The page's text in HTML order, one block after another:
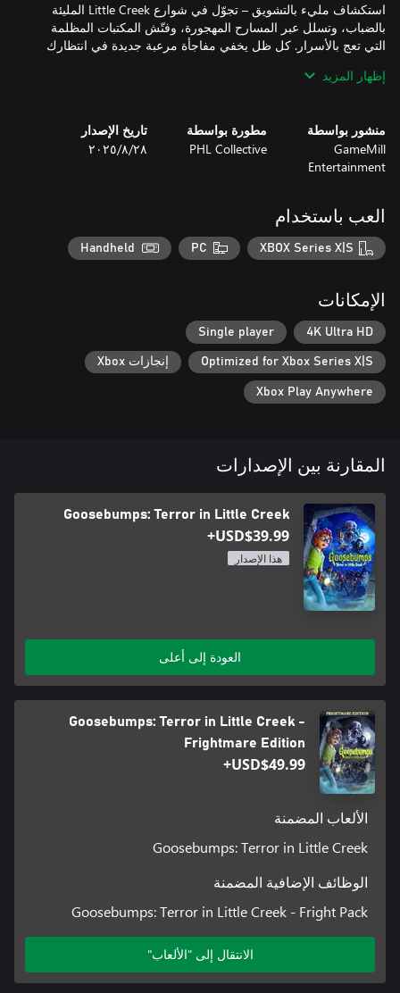
استكشاف مليء بالتشويق – تجوّل في شوارع Little Creek المليئة
بالضباب، وتسلل عبر المسارح المهجورة، وفتّش المكتبات المظلمة
التي تعج بالأسرار. كل ظل يخفي مفاجأة مرعبة جديدة في انتظارك
ابقَ متقدمًا بخطوة على الأخطار المحدقة! استخدم التسلل والدهاء
وحوش من المجهول – واجه مجموعة مرعبة من الوحوش المستوحاة
من رعب Goosebumps الكلاسيكي ولكن معاد تصورها في تجربة
الحقيقة الكاملة وراء رعب بلدة Little Creek، أم أن أسرارها ستبتلعك؟
إظهار المزيد
منشور بواسطة
GameMill
Entertainment
مطورة بواسطة
PHL Collective
تاريخ الإصدار
٢٨‏/٨‏/٢٠٢٥
العب باستخدام
XBOX Series X|S
PC
Handheld
الإمكانات
4K Ultra HD
Single player
Optimized for Xbox Series X|S إنجازات Xbox
Xbox Play Anywhere
المقارنة بين الإصدارات
Goosebumps: Terror in Little Creek
USD$39.99+
هذا الإصدار
العودة إلى أعلى
Goosebumps: Terror in Little Creek -
Frightmare Edition
USD$49.99+
الألعاب المضمنة
Goosebumps: Terror in Little Creek
الوظائف الإضافية المضمنة
Goosebumps: Terror in Little Creek - Fright Pack
الانتقال إلى "الألعاب"